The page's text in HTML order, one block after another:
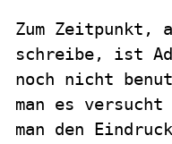
Zum Zeitpunkt,
schreibe, ist
noch nicht
man es
man den